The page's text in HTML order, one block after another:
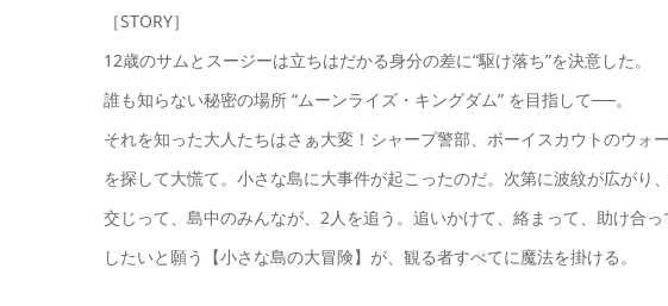
［STORY］
12歳のサムとスージーは立ちはだかる身分の差に“駆け落ち”を決意した。
誰も知らない秘密の場所 “ムーンライズ・キングダム” を目指して──。
それを知った大人たちはさぁ大変！シャープ警部、ボーイスカウトのウォ
を探して大慌て。小さな島に大事件が起こったのだ。次第に波紋が広がり
交じって、島中のみんなが、2人を追う。追いかけて、絡まって、助け合
したいと願う【小さな島の大冒険】が、観る者すべてに魔法を掛ける。